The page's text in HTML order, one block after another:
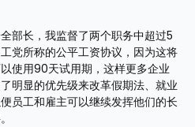
部长，我监督了两个职务中超过5
党所称的公平工资协议，因为这将
使用90天试用期，这样更多企业
明显的优先级来改革假期法、就业
员工和雇主可以继续发挥他们的长